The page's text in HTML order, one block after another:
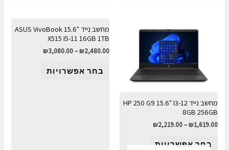
מחשב נייד HP 250 G9 15.6" I3-12
8GB 256GB
₪1,619.00
–
₪2,219.00
בחר אפשרויות
מחשב נייד "15.6 ASUS VivoBook
X515 I5-11 16GB 1TB
₪2,480.00
–
₪3,080.00
בחר אפשרויות